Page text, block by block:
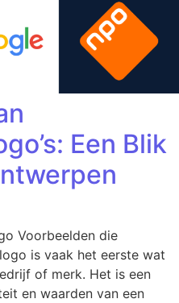
Een Blik
Voorbeelden die
is vaak het eerste wat
of merk. Het is een
en waarden van een